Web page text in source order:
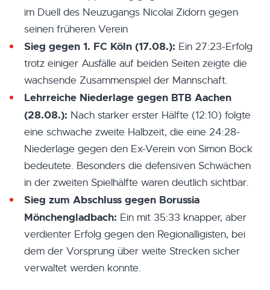
im Duell des Neuzugangs Nicolai Zidorn gegen
seinen früheren Verein
Sieg gegen 1. FC Köln (17.08.): Ein 27:23-Erfolg
trotz einiger Ausfälle auf beiden Seiten zeigte die
wachsende Zusammenspiel der Mannschaft.
Lehrreiche Niederlage gegen BTB Aachen
(28.08.): Nach starker erster Hälfte (12:10) folgte
eine schwache zweite Halbzeit, die eine 24:28-
Niederlage gegen den Ex-Verein von Simon Bock
bedeutete. Besonders die defensiven Schwächen
in der zweiten Spielhälfte waren deutlich sichtbar.
Sieg zum Abschluss gegen Borussia
Mönchengladbach: Ein mit 35:33 knapper, aber
verdienter Erfolg gegen den Regionalligisten, bei
dem der Vorsprung über weite Strecken sicher
verwaltet werden konnte.